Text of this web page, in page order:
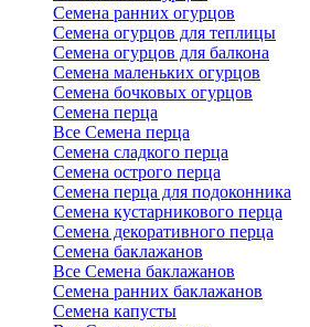
Семена ранних огурцов
Семена огурцов для теплицы
Семена огурцов для балкона
Семена маленьких огурцов
Семена бочковых огурцов
Семена перца
Все Семена перца
Семена сладкого перца
Семена острого перца
Семена перца для подоконника
Семена кустарникового перца
Семена декоративного перца
Семена баклажанов
Все Семена баклажанов
Семена ранних баклажанов
Семена капусты